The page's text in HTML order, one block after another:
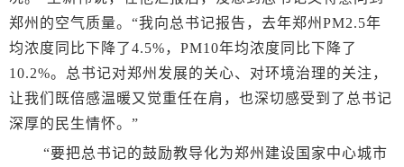
郑州的空气质量。“我向总书记报告，去年郑州PM2.5年
均浓度同比下降了4.5%，PM10年均浓度同比下降了
10.2%。总书记对郑州发展的关心、对环境治理的关注，
让我们既倍感温暖又觉重任在肩，也深切感受到了总书记
深厚的民生情怀。”
“要把总书记的鼓励教导化为郑州建设国家中心城市